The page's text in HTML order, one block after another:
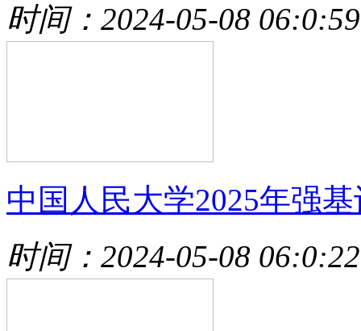
时间：2024-05-08 06:0:59
中国人民大学2025年强
时间：2024-05-08 06:0:22